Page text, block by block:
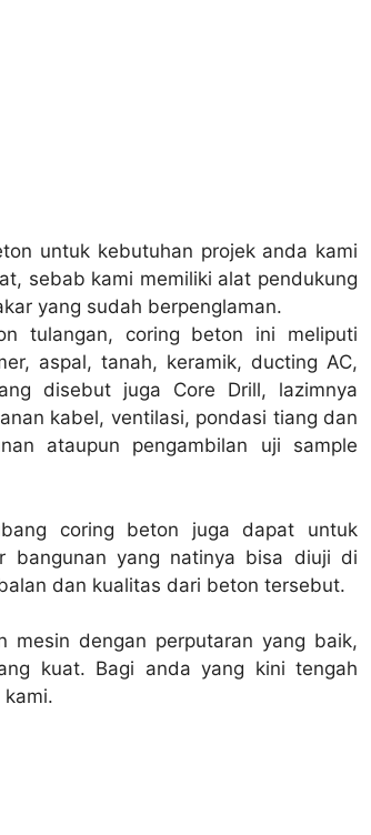
untuk kebutuhan projek anda kami
sebab kami memiliki alat pendukung
yang sudah berpenglaman.
tulangan, coring beton ini meliputi
aspal, tanah, keramik, ducting AC,
disebut juga Core Drill, lazimnya
kabel, ventilasi, pondasi tiang dan
ataupun pengambilan uji sample
coring beton juga dapat untuk
bangunan yang natinya bisa diuji di
dan kualitas dari beton tersebut.
mesin dengan perputaran yang baik,
kuat. Bagi anda yang kini tengah